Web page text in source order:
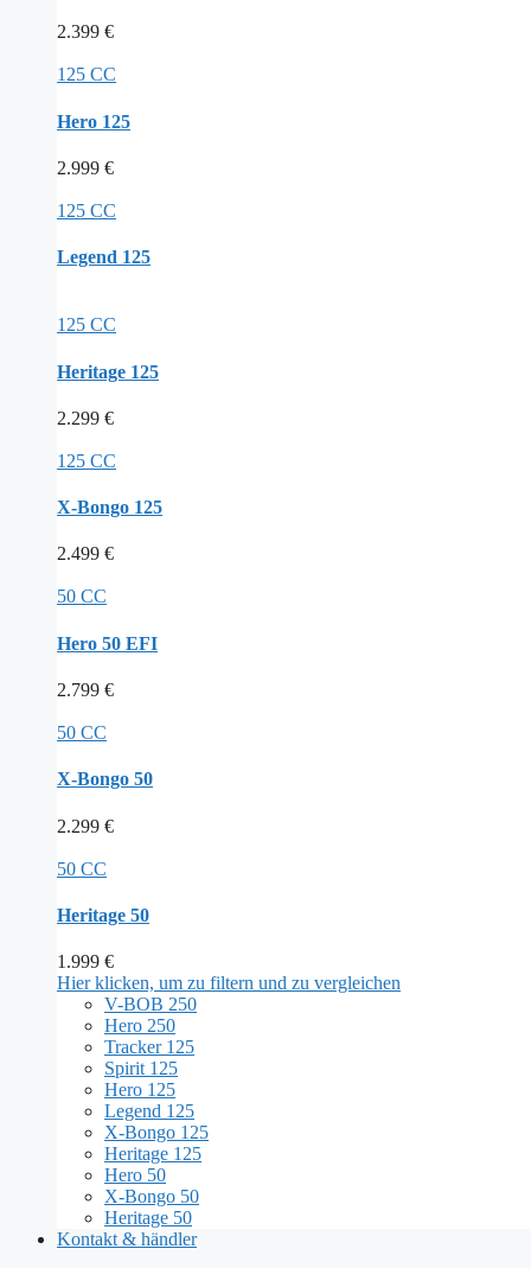
2.399 €
125 CC
Hero 125
2.999 €
125 CC
Legend 125
125 CC
Heritage 125
2.299 €
125 CC
X-Bongo 125
2.499 €
50 CC
Hero 50 EFI
2.799 €
50 CC
X-Bongo 50
2.299 €
50 CC
Heritage 50
1.999 €
Hier klicken, um zu filtern und zu vergleichen
V-BOB 250
Hero 250
Tracker 125
Spirit 125
Hero 125
Legend 125
X-Bongo 125
Heritage 125
Hero 50
X-Bongo 50
Heritage 50
Kontakt & händler